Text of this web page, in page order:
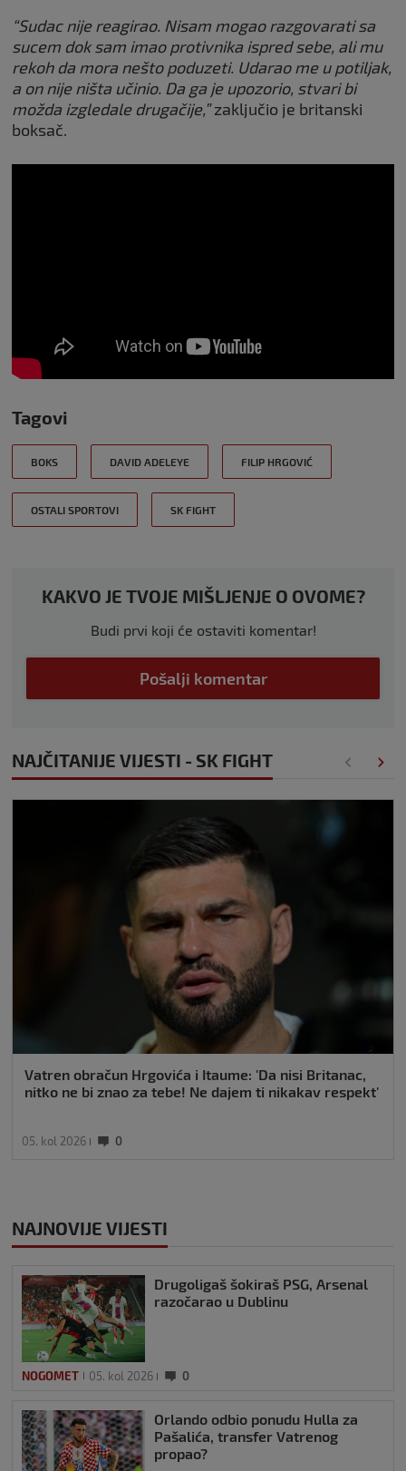
“Sudac nije reagirao. Nisam mogao razgovarati sa
sucem dok sam imao protivnika ispred sebe, ali mu
rekoh da mora nešto poduzeti. Udarao me u potiljak,
a on nije ništa učinio. Da ga je upozorio, stvari bi
možda izgledale drugačije,”zaključio je britanski
boksač.
Tagovi
BOKS DAVID ADELEYE FILIP HRGOVIĆ
OSTALI SPORTOVI SK FIGHT
KAKVO JE TVOJE MIŠLJENJE O OVOME?
Budi prvi koji će ostaviti komentar!
Pošalji komentar
NAJČITANIJE VIJESTI - SK FIGHT
Vatren obračun Hrgovića i Itaume: 'Da nisi Britanac,
nitko ne bi znao za tebe! Ne dajem ti nikakav respekt'
05. kol 2026 0
NAJNOVIJE VIJESTI
Drugoligaš šokiraš PSG, Arsenal
razočarao u Dublinu
NOGOMET 05. kol 2026 0
Orlando odbio ponudu Hulla za
Pašalića, transfer Vatrenog
propao?